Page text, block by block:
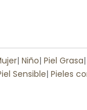
| Niño| Piel Grasa|
Sensible| Pieles